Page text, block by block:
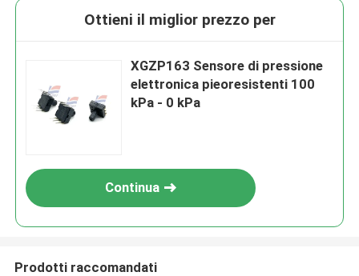
Ottieni il miglior prezzo per
XGZP163 Sensore di pressione
elettronica pieoresistenti 100
kPa - 0 kPa
Continua
Prodotti raccomandati